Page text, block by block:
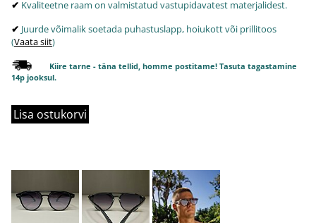
✔ Kvaliteetne raam on valmistatud vastupidavatest materjalidest.
✔ Juurde võimalik soetada puhastuslapp, hoiukott või prillitoos
(Vaata siit)
Kiire tarne - täna tellid, homme postitame! Tasuta tagastamine
14p jooksul.
Lisa ostukorvi